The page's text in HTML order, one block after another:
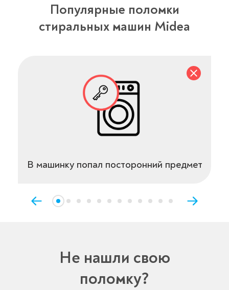
Популярные поломки
стиральных машин Midea
В машинку попал посторонний предмет
Не нашли свою
поломку?